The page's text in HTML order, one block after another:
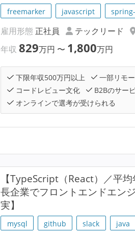
freemarker javascript
雇用形態 正社員 テックリード
年収829万円 〜 1,800万円
下限年収500万円以上 一部リモ
コードレビュー文化
B2Bのサー
オンラインで選考が受けられる
【TypeScript（React）／平
長企業でフロントエンドエン
実】
mysql github slack java